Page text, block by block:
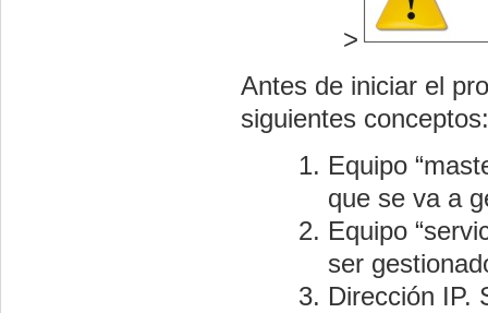
>
Antes de iniciar el
siguientes conceptos:
Equipo
que se va a
Equipo “
ser
Dirección IP.